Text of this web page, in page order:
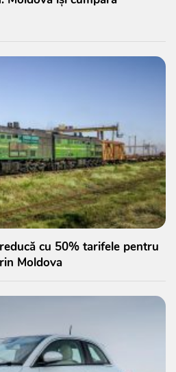
cu 50% tarifele pentru
Moldova